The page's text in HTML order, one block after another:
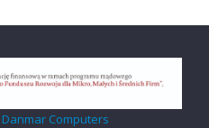
Danmar Computers